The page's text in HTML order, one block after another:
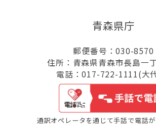
青森県庁
郵便番号：030-8570
住所：青森県青森市長島一
電話：017-722-1111(大
通訳オペレータを通じて手話で電話が